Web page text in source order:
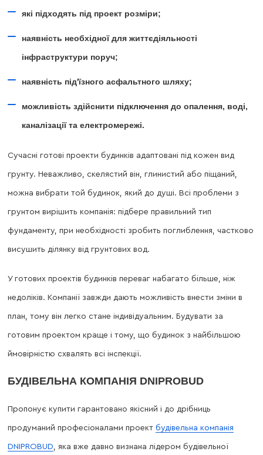
які підходять під проект розміри;
наявність необхідної для життєдіяльності
інфраструктури поруч;
наявність під'їзного асфальтного шляху;
можливість здійснити підключення до опалення, воді,
каналізації та електромережі.
Сучасні готові проекти будинків адаптовані під кожен вид
грунту. Неважливо, скелястий він, глинистий або піщаний,
можна вибрати той будинок, який до душі. Всі проблеми з
грунтом вирішить компанія: підбере правильний тип
фундаменту, при необхідності зробить поглиблення, частково
висушить ділянку від грунтових вод.
У готових проектів будинків переваг набагато більше, ніж
недоліків. Компанії завжди дають можливість внести зміни в
план, тому він легко стане індивідуальним. Будувати за
готовим проектом краще і тому, що будинок з найбільшою
ймовірністю схвалять всі інспекції.
БУДІВЕЛЬНА КОМПАНІЯ DNIPROBUD
Пропонує купити гарантовано якісний і до дрібниць
продуманий професіоналами проект будівельна компанія
DNIPROBUD, яка вже давно визнана лідером будівельної